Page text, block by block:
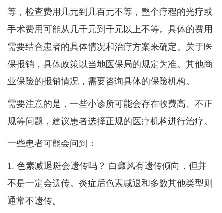
等，检查费用几元到几百元不等，整个疗程的光疗或
手术费用可能从几千元到千元以上不等。具体的费用
需要结合患者的具体情况和治疗方案来确定。关于医
保报销，具体政策以当地医保局的规定为准。其他商
业保险的报销情况，需要咨询具体的保险机构。
需要注意的是，一些小诊所可能会存在收费高、不正
规等问题，建议患者选择正规的医疗机构进行治疗。
一些患者可能会问到：
1. 色素减退斑会遗传吗？ 白癜风有遗传倾向，但并
不是一定会遗传。炎症后色素减退和多数其他类型则
通常不遗传。